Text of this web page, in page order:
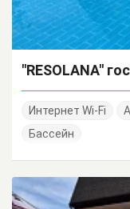
"RESOLANA"
Интернет Wi-Fi
Бассейн